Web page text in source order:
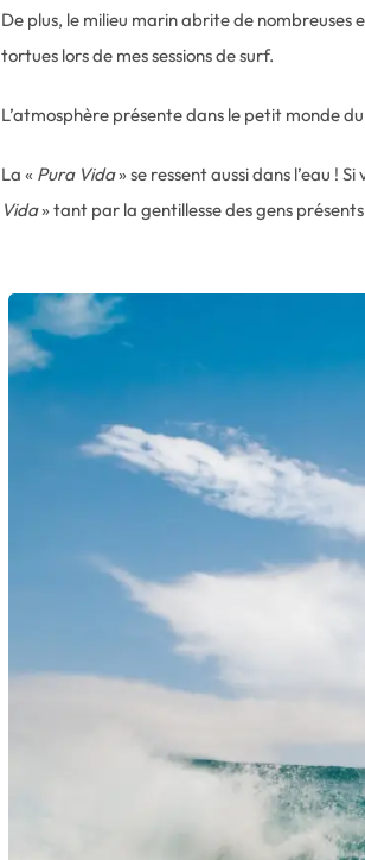
De plus, le milieu marin abrite de nombreuses
tortues lors de mes sessions de surf.
L’atmosphère présente dans le petit monde
La « Pura Vida» se ressent aussi dans l’eau !
Vida» tant par la gentillesse des gens